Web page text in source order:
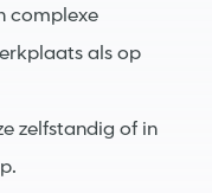
complexe
als op
zelfstandig of in